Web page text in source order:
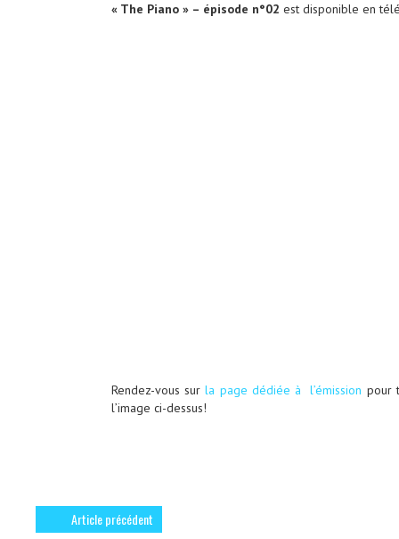
« The Piano » – épisode n°02 est disponible en
Rendez-vous surla page dédiée à l’émission pour
l’image ci-dessus!
Article précédent